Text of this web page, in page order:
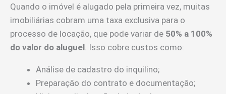
Quando o imóvel é alugado pela primeira vez, muitas
imobiliárias cobram uma taxa exclusiva para o
processo de locação, que pode variar de 50% a 100%
do valor do aluguel. Isso cobre custos como:
Análise de cadastro do inquilino;
Preparação do contrato e documentação;